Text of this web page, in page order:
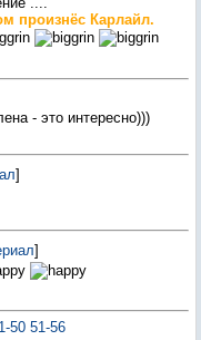
произнёс Карлайл.
- это интересно)))
]
]
50 51-56